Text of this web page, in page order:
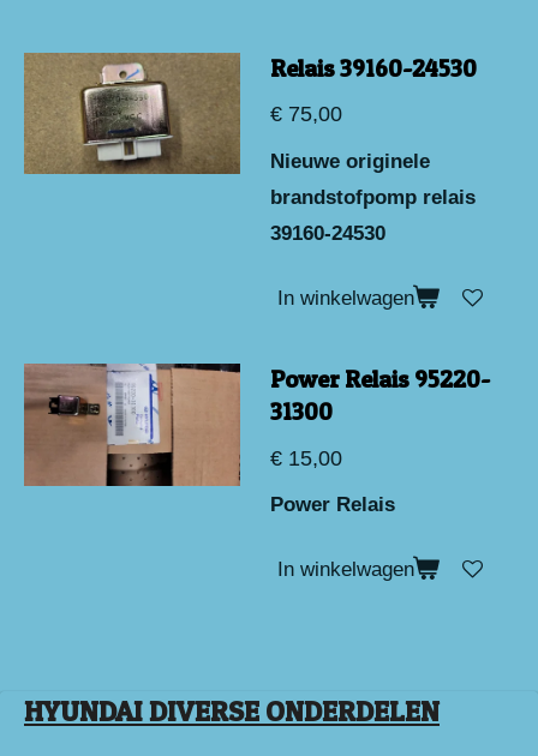
Relais 39160-24530
€ 75,00
Nieuwe originele
brandstofpomp relais
39160-24530
In winkelwagen
Power Relais 95220-
31300
€ 15,00
Power Relais
In winkelwagen
HYUNDAI DIVERSE ONDERDELEN